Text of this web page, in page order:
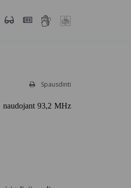
Spausdinti
naudojant 93,2 MHz